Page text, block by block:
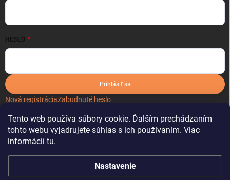
Tento web používa súbory cookie. Ďalším prechádzaním
tohto webu vyjadrujete súhlas s ich používaním. Viac
informácií tu.
Nastavenie
HESLO
Prihlásiť sa
Nová registráciaZabudnuté heslo